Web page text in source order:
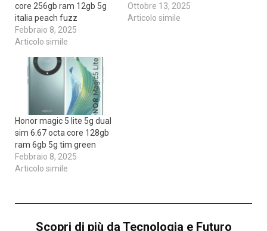
core 256gb ram 12gb 5g
italia peach fuzz
Febbraio 8, 2025
Articolo simile
Ottobre 13, 2025
Articolo simile
Honor magic 5 lite 5g dual
sim 6.67 octa core 128gb
ram 6gb 5g tim green
Febbraio 8, 2025
Articolo simile
Scopri di più da Tecnologia e Futuro